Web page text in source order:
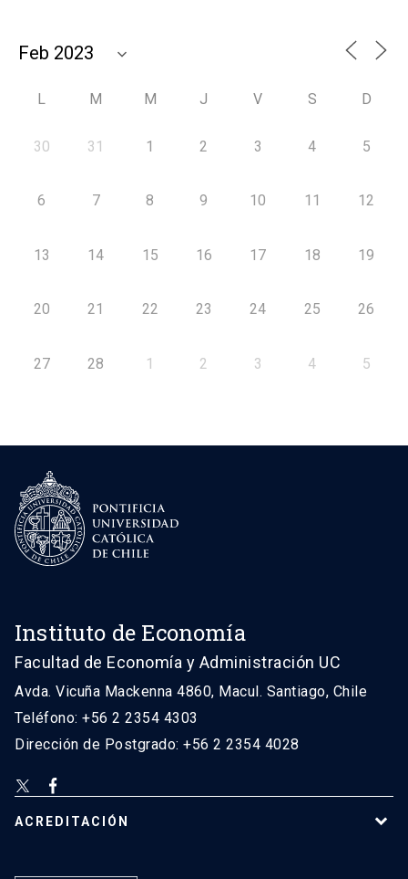
L M M J V S D
30 31 1 2 3 4 5
6 7 8 9 10 11 12
13 14 15 16 17 18 19
20 21 22 23 24 25 26
27 28 1 2 3 4 5
Instituto de Economía
Facultad de Economía y Administración UC
Avda. Vicuña Mackenna 4860, Macul. Santiago, Chile
Teléfono: +56 2 2354 4303
Dirección de Postgrado: +56 2 2354 4028
ACREDITACIÓN